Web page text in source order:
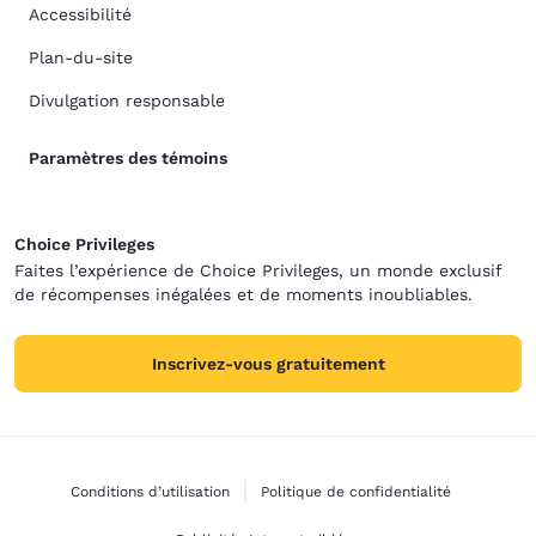
Accessibilité
Plan-du-site
Divulgation responsable
Paramètres des témoins
Choice Privileges
Faites l’expérience de Choice Privileges, un monde exclusif
de récompenses inégalées et de moments inoubliables.
Inscrivez-vous gratuitement
Conditions d’utilisation Politique de confidentialité